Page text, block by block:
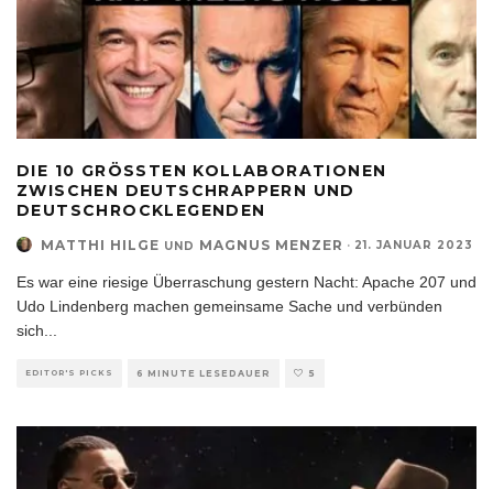
DIE 10 GRÖSSTEN KOLLABORATIONEN Z
WISCHEN DEUTSCHRAPPERN UND D
EUTSCHROCKLEGENDEN
MATTHI HILGE UND MAGNUS MENZER · 21. JANUAR 2023
Es war eine riesige Überraschung gestern Nacht: Apache 207 und
Udo Lindenberg machen gemeinsame Sache und verbünden
sich
EDITOR'S PICKS 6 MINUTE LESEDAUER 5